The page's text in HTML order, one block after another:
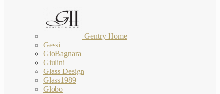
Gentry Home
Gessi
GioBagnara
Giulini
Glass Design
Glass1989
Globo